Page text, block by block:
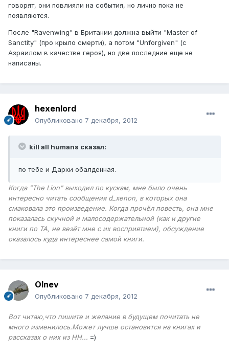
говорят, они повлияли на события, но лично пока не
появляются.
После "Ravenwing" в Британии должна выйти "Master of
Sanctity" (про крыло смерти), а потом "Unforgiven" (с
Азраилом в качестве героя), но две последние еще не
написаны.
hexenlord
Опубликовано 7 декабря, 2012
kill all humans сказал:
по тебе и Дарки обалденная.
Когда "The Lion" выходил по кускам, мне было очень
интересно читать сообщения d_xenon, в которых она
смаковала это произведение. Когда прочёл повесть, она мне
показалась скучной и малосодержательной (как и другие
книги по ТА, не везёт мне с их восприятием), обсуждение
оказалось куда интереснее самой книги.
Olnev
Опубликовано 7 декабря, 2012
Вот читаю,что пишите и желание в будущем почитать не
много изменилось.Может лучше остановится на книгах и
рассказах о них из НН... =)